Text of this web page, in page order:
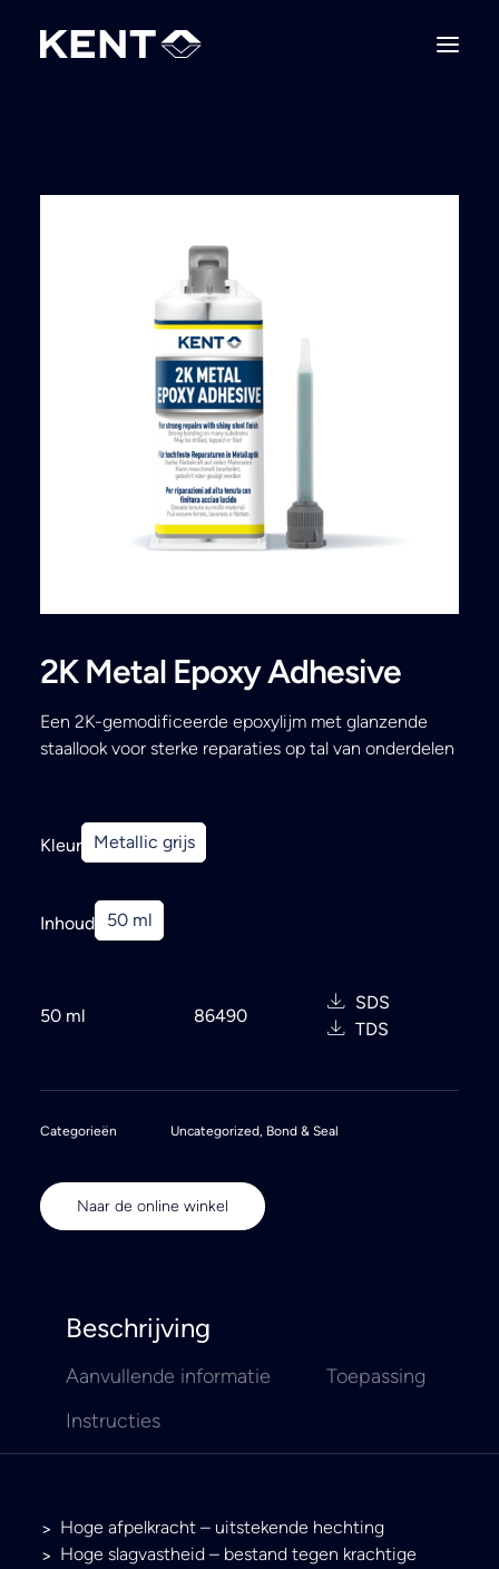
2K Metal Epoxy Adhesive
Een 2K-gemodificeerde epoxylijm met glanzende
staallook voor sterke reparaties op tal van onderdelen
Kleur Metallic grijs
Inhoud 50 ml
50 ml 86490
SDS
TDS
Categorieën Uncategorized, Bond & Seal
Naar de online winkel
Beschrijving
Aanvullende informatie
Toepassing
Instructies
Hoge afpelkracht – uitstekende hechting
Hoge slagvastheid – bestand tegen krachtige